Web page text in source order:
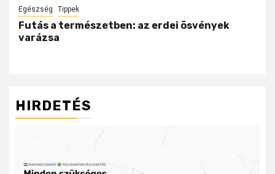
Egészség Tippek
Futás a természetben: az erdei ösvények
varázsa
HIRDETÉS